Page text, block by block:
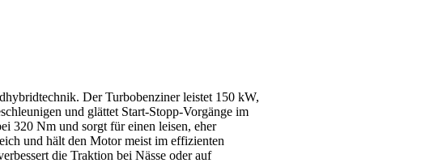
Der Turbobenziner leistet 150 kW,
und glättet Start-Stopp-Vorgänge im
320 Nm und sorgt für einen leisen, eher
und hält den Motor meist im effizienten
die Traktion bei Nässe oder auf